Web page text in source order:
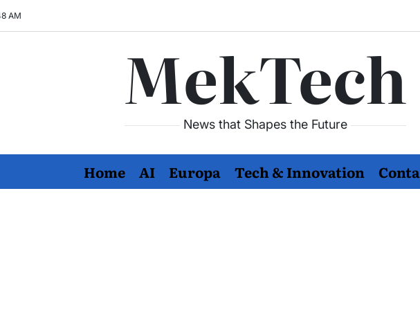
AM
MekTech
News that Shapes the Future
Home AI Europa Tech & Innovation